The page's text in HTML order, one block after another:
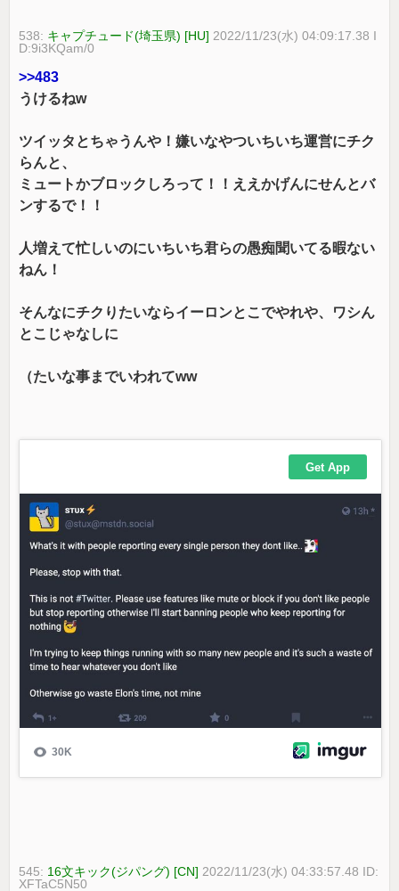
538: キャプチュード(埼玉県) [HU] 2022/11/23(水) 04:09:17.38 I
D:9i3KQam/0
>>483
うけるねw
ツイッタとちゃうんや！嫌いなやついちいち運営にチク
らんと、
ミュートかブロックしろって！！ええかげんにせんとバ
ンするで！！
人増えて忙しいのにいちいち君らの愚痴聞いてる暇ない
ねん！
そんなにチクりたいならイーロンとこでやれや、ワシん
とこじゃなしに
（たいな事までいわれてww
545: 16文キック(ジパング) [CN] 2022/11/23(水) 04:33:57.48 ID:
XFTaC5N50